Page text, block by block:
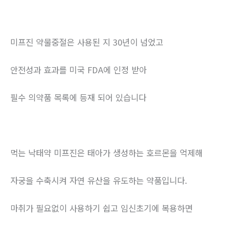
미프진 약물중절은 사용된 지 30년이 넘었고
안전성과 효과를 미국 FDA에 인정 받아
필수 의약품 목록에 등재 되어 있습니다
먹는 낙태약 미프진은 태아가 생성하는 호르몬을 억제해
자궁을 수축시켜 자연 유산을 유도하는 약품입니다.
마취가 필요없이 사용하기 쉽고 임신초기에 복용하면